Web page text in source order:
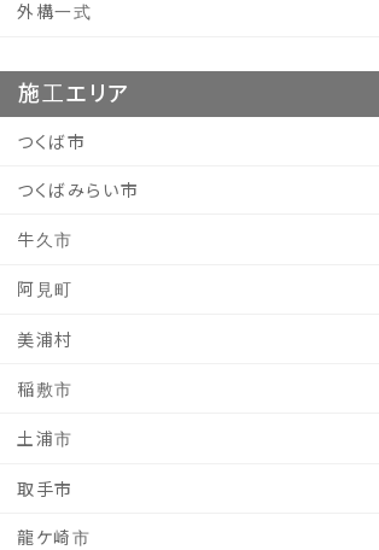
外構一式
施工エリア
つくば市
つくばみらい市
牛久市
阿見町
美浦村
稲敷市
土浦市
取手市
龍ケ崎市